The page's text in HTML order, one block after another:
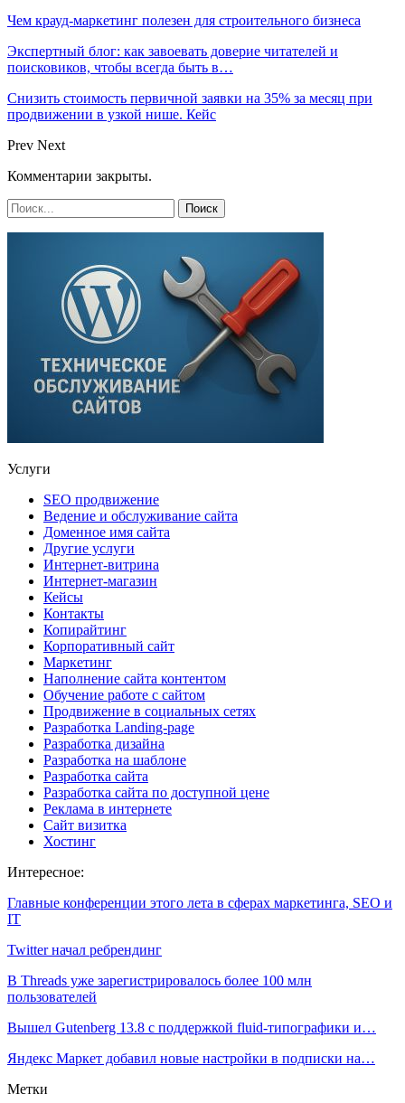
Чем крауд-маркетинг полезен для строительного бизнеса
Экспертный блог: как завоевать доверие читателей и
поисковиков, чтобы всегда быть в…
Снизить стоимость первичной заявки на 35% за месяц при
продвижении в узкой нише. Кейс
Prev Next
Комментарии закрыты.
Услуги
SEO продвижение
Ведение и обслуживание сайта
Доменное имя сайта
Другие услуги
Интернет-витрина
Интернет-магазин
Кейсы
Контакты
Копирайтинг
Корпоративный сайт
Маркетинг
Наполнение сайта контентом
Обучение работе с сайтом
Продвижение в социальных сетях
Разработка Landing-page
Разработка дизайна
Разработка на шаблоне
Разработка сайта
Разработка сайта по доступной цене
Реклама в интернете
Сайт визитка
Хостинг
Интересное:
Главные конференции этого лета в сферах маркетинга, SEO и
IT
Twitter начал ребрендинг
В Threads уже зарегистрировалось более 100 млн
пользователей
Вышел Gutenberg 13.8 с поддержкой fluid-типографики и…
Яндекс Маркет добавил новые настройки в подписки на…
Метки